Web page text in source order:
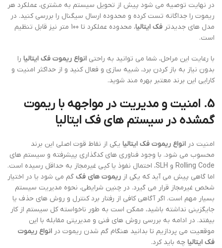
در نهایت توصیه می شود پیش از تحویل سیستم به مشتری، عملکرد هر
ریموت را جداگانه تست کرده و محدوده ارسال سیگنال را بررسی کنید. در
مدل های جدیدتر فک ایتالیا
، محدوده عملکرد تا 100 متر نیز قابل تنظیم
است.
با رعایت این مراحل، شما می توانید به راحتی انواع ریموت فک ایتالیا را
بدون نیاز به باز کردن برد، شبیه سازی و فعال کنید و از حداکثر امنیت و
کارایی این برند معتبر بهره مند شوید.
5. امنیت و مدیریت در مواجهه با
ریموت
گمشده در سیستم های فک ایتالیا
امنیت در انواع ریموت فک ایتالیا یکی از نقاط قوت اصلی این برند
محسوب می شود. با وجود فناوری های کدگذاری پیشرفته و سیستم های
Rolling Code و SLH، احتمال نفوذ یا کپی غیرمجاز به حداقل رسیده است.
اما گاهی پیش می آید که یکی از ریموت های فک گم می شود یا در اختیار
شخص غیرمجاز قرار می گیرد. در چنین شرایطی، نحوه مدیریت سیستم
بسیار مهم است. اگر آگاهی کافی از رفتار برد کنترل و روش های حذف یا
جایگزینی نداشته باشید، ممکن است به طور ناخواسته کل سیستم از کار
بیفتد. در ادامه به بررسی روش های فنی و مدیریتی مقابله با این
موقعیت می پردازیم تا بدانید هنگام گم شدن ریموت در انواع ریموت
فک ایتالیا چه باید کرد.